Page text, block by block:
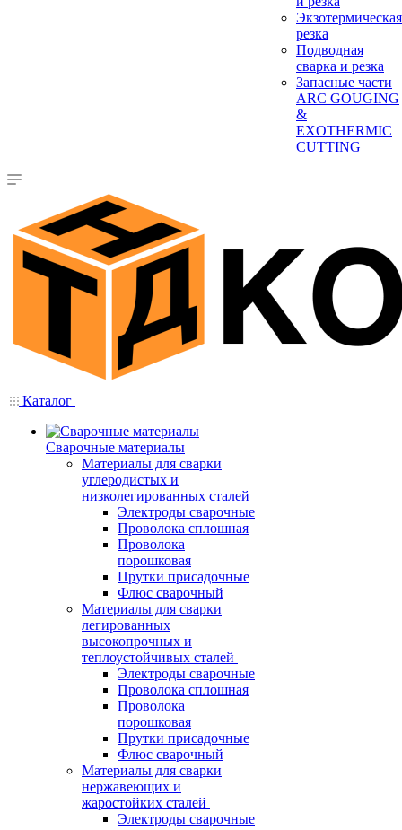
Экзотермическая
резка
Подводная
сварка и резка
Запасные части
ARC GOUGING
&
EXOTHERMIC
CUTTING
Каталог
Сварочные материалы
Материалы для сварки
углеродистых и
низколегированных сталей
Электроды сварочные
Проволока сплошная
Проволока
порошковая
Прутки присадочные
Флюс сварочный
Материалы для сварки
легированных
высокопрочных и
теплоустойчивых сталей
Электроды сварочные
Проволока сплошная
Проволока
порошковая
Прутки присадочные
Флюс сварочный
Материалы для сварки
нержавеющих и
жаростойких сталей
Электроды сварочные